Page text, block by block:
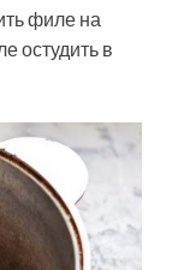
филе на
остудить в